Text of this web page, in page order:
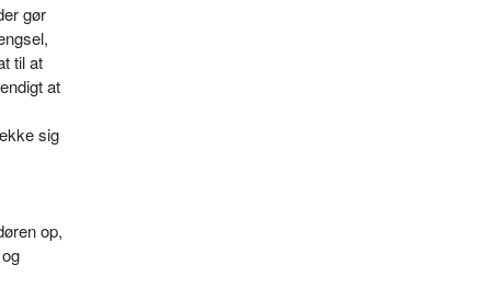
gør
til at
at
sig
op,